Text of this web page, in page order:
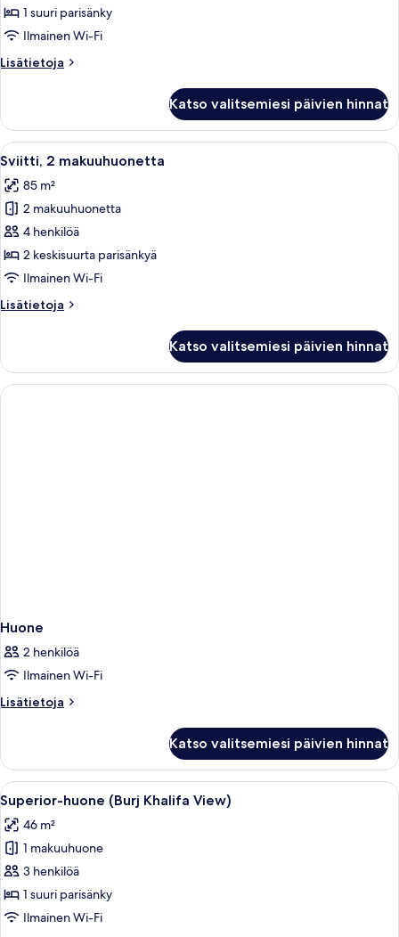
1
makuuhuone,
kielletty
1 suuri parisänky
Ilmainen Wi-Fi
Lisätietoja
Lisätietoja
1
makuuhuone,
tupakointi
Katso valitsemiesi päivien hinnat
Avaa
kaikki
huonetyypin
Sviitti,
2
makuuhuonetta
kuvat
Moderni hotellihuone, jossa on suuri
5
Sviitti, 2 makuuhuonetta
85 m²
2 makuuhuonetta
4 henkilöä
2 keskisuurta parisänkyä
Ilmainen Wi-Fi
Lisätietoja
Lisätietoja
makuuhuonetta
Katso valitsemiesi päivien hinnat
Huone
2 henkilöä
Ilmainen Wi-Fi
Lisätietoja
Lisätietoja
Katso valitsemiesi päivien hinnat
Avaa
kaikki
huonetyypin
Superior-
huone
(Burj
Khalifa
Moderni hotellihuone, jossa on
4
Superior-huone (Burj Khalifa View)
46 m²
1 makuuhuone
3 henkilöä
1 suuri parisänky
Ilmainen Wi-Fi